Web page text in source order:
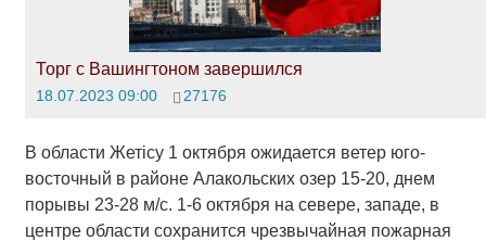
Торг с Вашингтоном завершился
18.07.2023 09:00 27176
В области Жетісу 1 октября ожидается ветер юго-
восточный в районе Алакольских озер 15-20, днем
порывы 23-28 м/с. 1-6 октября на севере, западе, в
центре области сохранится чрезвычайная пожарная